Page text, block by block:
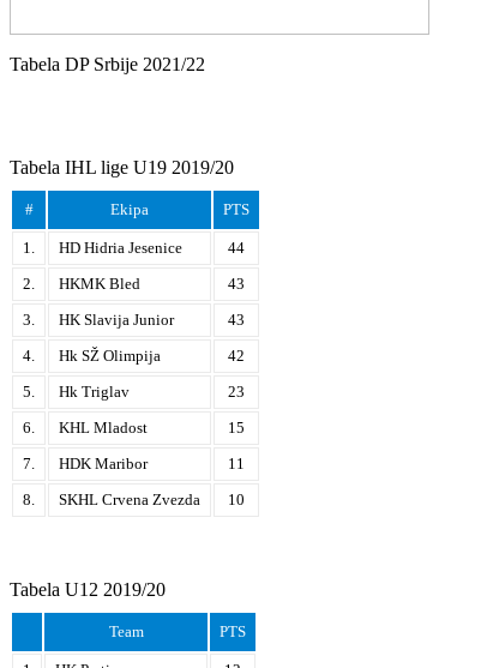
Tabela DP Srbije 2021/22
Tabela IHL lige U19 2019/20
# Ekipa PTS
1. HD Hidria Jesenice
44
2.
HKMK Bled
43
3.
HK Slavija Junior
43
4.
Hk SŽ Olimpija
42
5.
Hk Triglav
23
6.
KHL Mladost
15
7.
HDK Maribor
11
8.
SKHL Crvena Zvezda 10
Tabela U12 2019/20
Team PTS